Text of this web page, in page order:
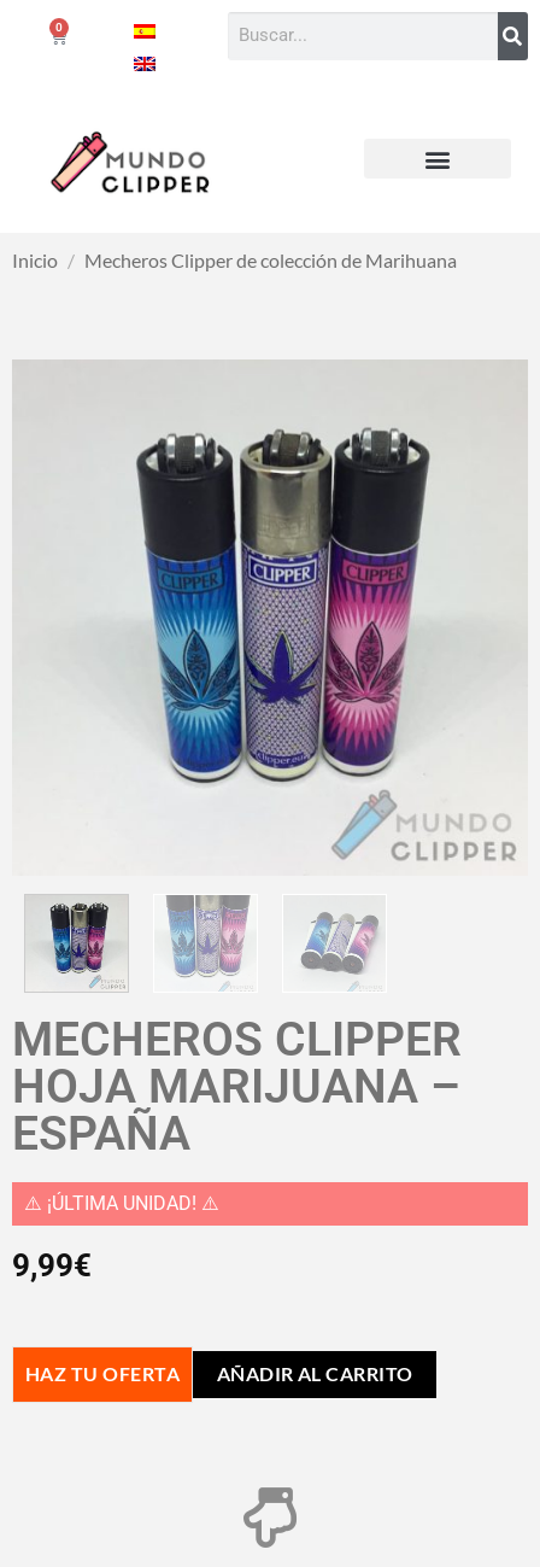
0
Inicio / Mecheros Clipper de colección de Marihuana
MECHEROS CLIPPER
HOJA MARIJUANA –
ESPAÑA
⚠️ ¡ÚLTIMA UNIDAD! ⚠️
9,99€
HAZ TU OFERTA AÑADIR AL CARRITO